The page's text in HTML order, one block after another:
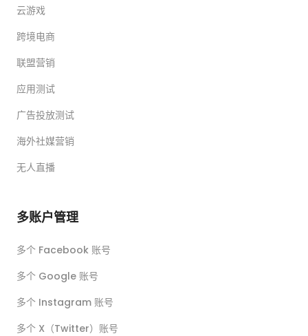
云游戏
跨境电商
联盟营销
应用测试
广告投放测试
海外社媒营销
无人直播
多账户管理
多个 Facebook 账号
多个 Google 账号
多个 Instagram 账号
多个 X（Twitter）账号